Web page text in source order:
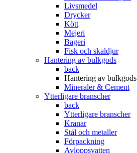
Livsmedel
Drycker
Kött
Mejeri
Bageri
Fisk och skaldjur
Hantering av bulkgods
back
Hantering av bulkgods
Mineraler & Cement
Ytterligare branscher
back
Ytterligare branscher
Kranar
Stål och metaller
Förpackning
Avloppsvatten